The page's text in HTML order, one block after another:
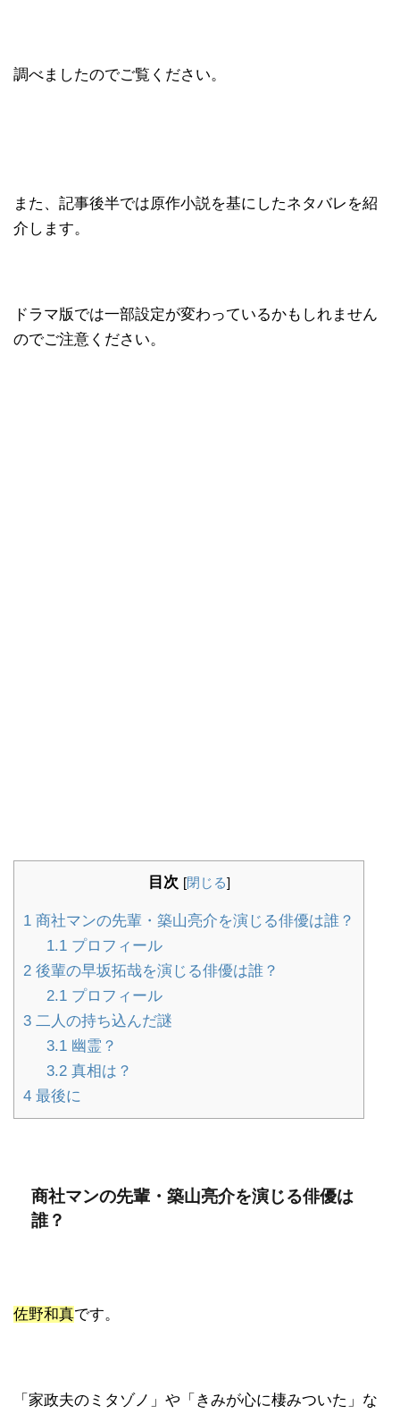
調べましたのでご覧ください。
また、記事後半では原作小説を基にしたネタバレを紹
介します。
ドラマ版では一部設定が変わっているかもしれません
のでご注意ください。
目次 [閉じる]
1 商社マンの先輩・築山亮介を演じる俳優は誰？
1.1プロフィール
2 後輩の早坂拓哉を演じる俳優は誰？
2.1プロフィール
3 二人の持ち込んだ謎
3.1幽霊？
3.2真相は？
4 最後に
商社マンの先輩・築山亮介を演じる俳優は
誰？
佐野和真です。
「家政夫のミタゾノ」や「きみが心に棲みついた」な